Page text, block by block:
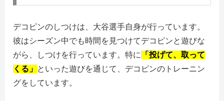
デコピンのしつけは、大谷選手自身が行っています。
彼はシーズン中でも時間を見つけてデコピンと遊びな
がら、しつけを行っています。特に
「投げて、取って
くる」 といった遊びを通じて、デコピンのトレーニン
グをしています。